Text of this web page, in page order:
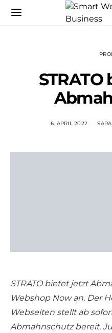
6. APRIL 2022
STRATO bietet jetzt
Webshop Now an. Der
Webseiten stellt ab
Abmahnschutz bereit.